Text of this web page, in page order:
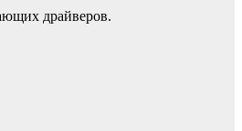
драйверов.